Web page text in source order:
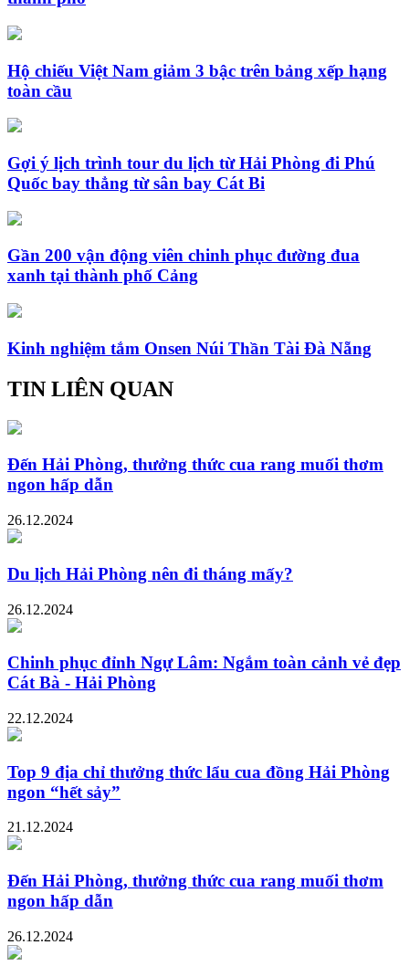
Hộ chiếu Việt Nam giảm 3 bậc trên bảng xếp hạng
toàn cầu
Gợi ý lịch trình tour du lịch từ Hải Phòng đi Phú
Quốc bay thẳng từ sân bay Cát Bi
Gần 200 vận động viên chinh phục đường đua
xanh tại thành phố Cảng
Kinh nghiệm tắm Onsen Núi Thần Tài Đà Nẵng
TIN LIÊN QUAN
Đến Hải Phòng, thưởng thức cua rang muối thơm
ngon hấp dẫn
26.12.2024
Du lịch Hải Phòng nên đi tháng mấy?
26.12.2024
Chinh phục đỉnh Ngự Lâm: Ngắm toàn cảnh vẻ đẹp
Cát Bà - Hải Phòng
22.12.2024
Top 9 địa chỉ thưởng thức lẩu cua đồng Hải Phòng
ngon “hết sảy”
21.12.2024
Đến Hải Phòng, thưởng thức cua rang muối thơm
ngon hấp dẫn
26.12.2024